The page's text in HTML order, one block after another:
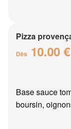
Pizza
Dès 10.00 €
Base sauce
boursin,